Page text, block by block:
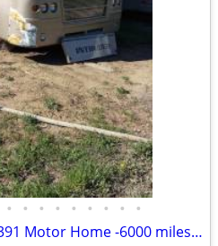
• • • • • • • • •
2005 DAMON INTRUDER 391 Motor Home -6000 miles- REPAIRABLE RV Camper